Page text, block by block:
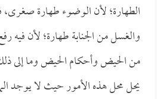
الطهارة؛ لأن الوضوء طهارة
والغسل من الجنابة طهارة؛ لأن فيه
من الحيض وأحكام الحيض وما إلى
يحل محل هذه الأمور حيث لا يوجد